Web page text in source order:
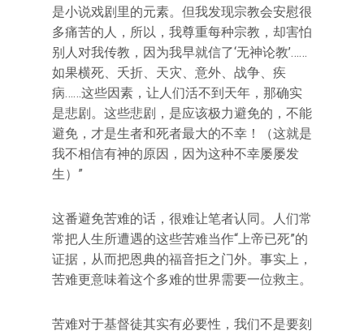
是小说戏剧里的元素。但我发现宗教会安慰很
多痛苦的人，所以，我尊重每种宗教，却害怕
别人对我传教，因为我早就信了‘无神论教’……
如果横死、夭折、天灾、意外、战争、疾
病……这些因素，让人们活不到天年，那确实
是悲剧。这些悲剧，是应该极力避免的，不能
避免，才是生者和死者最大的不幸！（这就是
我不相信有神的原因，因为这种不幸屡屡发
生）”
这番避免苦难的话，很难让笔者认同。人们常
常把人生所遭遇的这些苦难当作“上帝已死”的
证据，从而把恩典的福音拒之门外。事实上，
苦难更意味着这个多难的世界需要一位救主。
苦难对于基督徒其实有必要性，我们不是要刻